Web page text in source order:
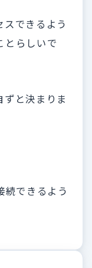
できるよう
とらしいで
ずと決まりま
続できるよう